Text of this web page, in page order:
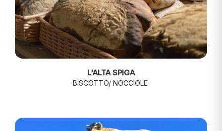
L'ALTA SPIGA
BISCOTTO/ NOCCIOLE